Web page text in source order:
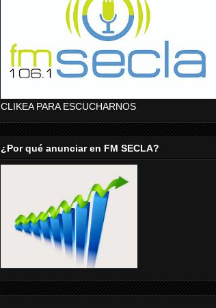
CLIKEA PARA ESCUCHARNOS
¿Por qué anunciar en FM SECLA?